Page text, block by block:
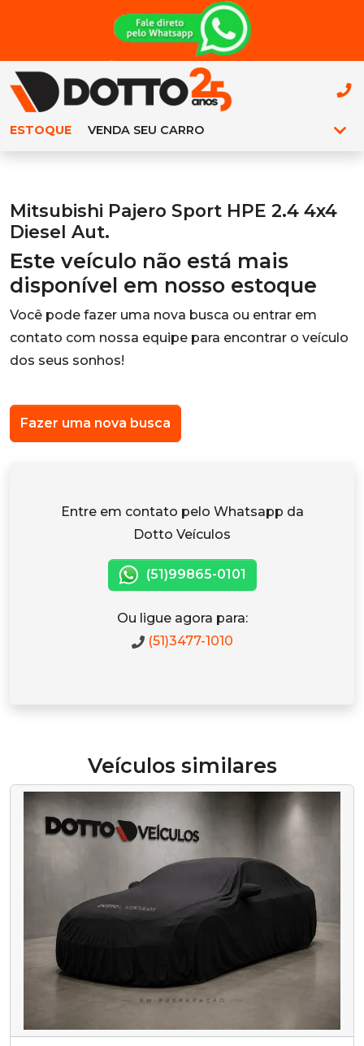
ESTOQUE VENDA SEU CARRO
Mitsubishi Pajero Sport HPE 2.4 4x4
Diesel Aut.
Este veículo não está mais
disponível em nosso estoque
Você pode fazer uma nova busca ou entrar em
contato com nossa equipe para encontrar o veículo
dos seus sonhos!
Fazer uma nova busca
Entre em contato pelo Whatsapp da
Dotto Veículos
(51)99865-0101
Ou ligue agora para:
(51)3477-1010
Veículos similares